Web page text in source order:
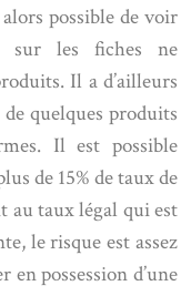
possible de voir
sur les fiches ne
Il a d’ailleurs
quelques produits
Il est possible
de 15% de taux de
au taux légal qui est
le risque est assez
possession d’une